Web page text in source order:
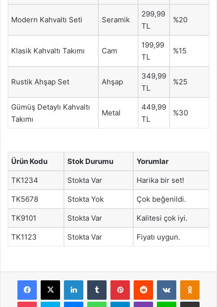
Modern Kahvaltı Seti Seramik
299,99
TL
%20
Klasik Kahvaltı Takımı Cam
199,99
TL
%15
Rustik Ahşap Set Ahşap
349,99
TL
%25
Gümüş Detaylı Kahvaltı
Takımı
Metal
449,99
TL
%30
Ürün Kodu Stok Durumu Yorumlar
TK1234 Stokta Var Harika bir set!
TK5678 Stokta Yok Çok beğenildi.
TK9101 Stokta Var Kalitesi çok iyi.
TK1123 Stokta Var Fiyatı uygun.
Facebook
X LinkedInTumblr PinterestReddit VKontakte
Pocket Skype MessengerWhatsAppTelegramViber Line E-Posta ile